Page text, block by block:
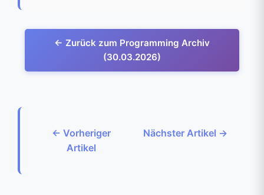
← Zurück zum Programming Archiv
(30.03.2026)
← Vorheriger
Artikel
Nächster Artikel →